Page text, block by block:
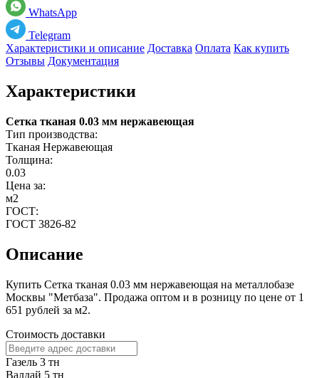
WhatsApp
Telegram
Характеристики и описание Доставка Оплата Как купить
Отзывы Документация
Характеристики
Сетка тканая 0.03 мм нержавеющая
Тип производства:
Тканая Нержавеющая
Толщина:
0.03
Цена за:
м2
ГОСТ:
ГОСТ 3826-82
Описание
Купить Сетка тканая 0.03 мм нержавеющая на металлобазе
Москвы "Метбаза". Продажа оптом и в розницу по цене от 1
651 рублей за м2.
Стоимость доставки
Газель 3 тн
Валдай 5 тн